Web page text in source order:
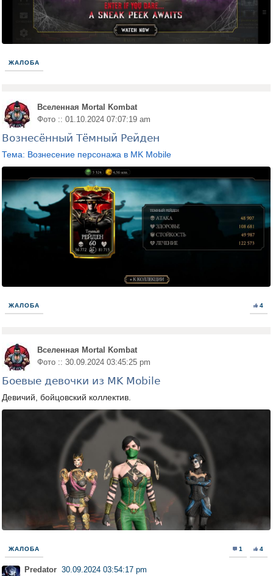
ЖАЛОБА
Вселенная Mortal Kombat
Фото :: 01.10.2024 07:07:19 am
Вознесённый Тёмный Рейден
Тема: Вознесение персонажа в MK Mobile
ЖАЛОБА 4
Вселенная Mortal Kombat
Фото :: 30.09.2024 03:45:25 pm
Боевые девочки из MK Mobile
Девичий, бойцовский коллектив.
ЖАЛОБА 1 4
Predator 30.09.2024 03:54:17 pm